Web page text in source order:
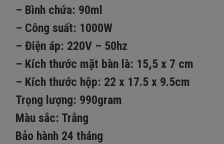
– Bình chứa: 90ml
– Công suất: 1000W
– Điện áp: 220V – 50hz
– Kích thước mặt bàn là: 15,5 x 7 cm
– Kích thước hộp: 22 x 17.5 x 9.5cm
Trọng lượng: 990gram
Màu sắc: Trắng
Bảo hành 24 tháng